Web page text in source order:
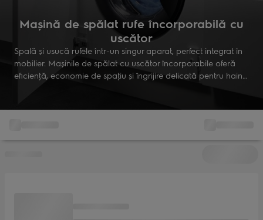
Maşină de spălat rufe încorporabilă cu
uscător
Spală şi usucă rufele într-un singur aparat, perfect integrat în
mobilier. Maşinile de spălat cu uscător încorporabile oferă
eficienţă, economie de spaţiu şi îngrijire delicată pentru haine,